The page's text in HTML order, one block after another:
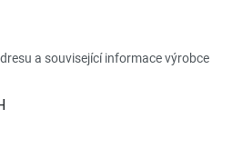
a související informace výrobce